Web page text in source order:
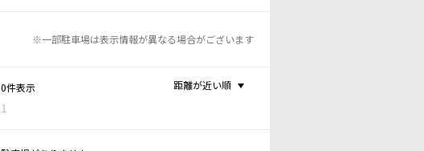
※一部駐車場は表示情報が異なる場合がございます
0件表示
1
距離が近い順